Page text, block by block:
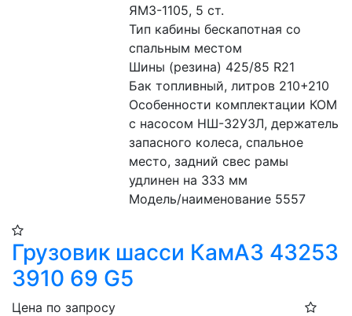
ЯМЗ-1105, 5 ст.
Тип кабины бескапотная со
спальным местом
Шины (резина) 425/85 R21
Бак топливный, литров 210+210
Особенности комплектации КОМ
с насосом НШ-32У3Л, держатель
запасного колеса, спальное
место, задний свес рамы
удлинен на 333 мм
Модель/наименование 5557
Грузовик шасси КамАЗ 43253
3910 69 G5
Цена по запросу